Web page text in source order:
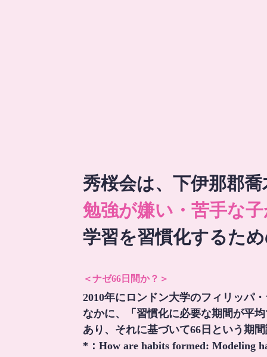
秀桜会は、下伊那郡
勉強が嫌い・苦手な
学習を習慣化するた
＜ナゼ66日間か？＞
2010年にロンドン大学のフィリッパ
なかに、「習慣化に必要な期間が平
あり、それに基づいて66日という期
*：How are habits formed: Modeling